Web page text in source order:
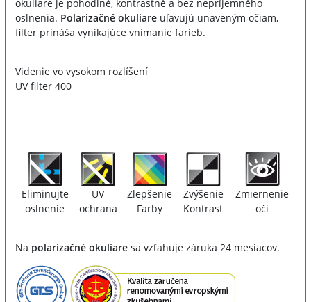
okuliare je pohodlné, kontrastné a bez nepríjemného
oslnenia. Polarizačné okuliare uľavujú unaveným očiam,
filter prináša vynikajúce vnímanie farieb.
Videnie vo vysokom rozlíšení
UV filter 400
Eliminujte
oslnenie
UV
ochrana
Zlepšenie
Farby
Zvýšenie
Kontrast
Zmiernenie
oči
Na polarizačné okuliare sa vzťahuje záruka 24 mesiacov.